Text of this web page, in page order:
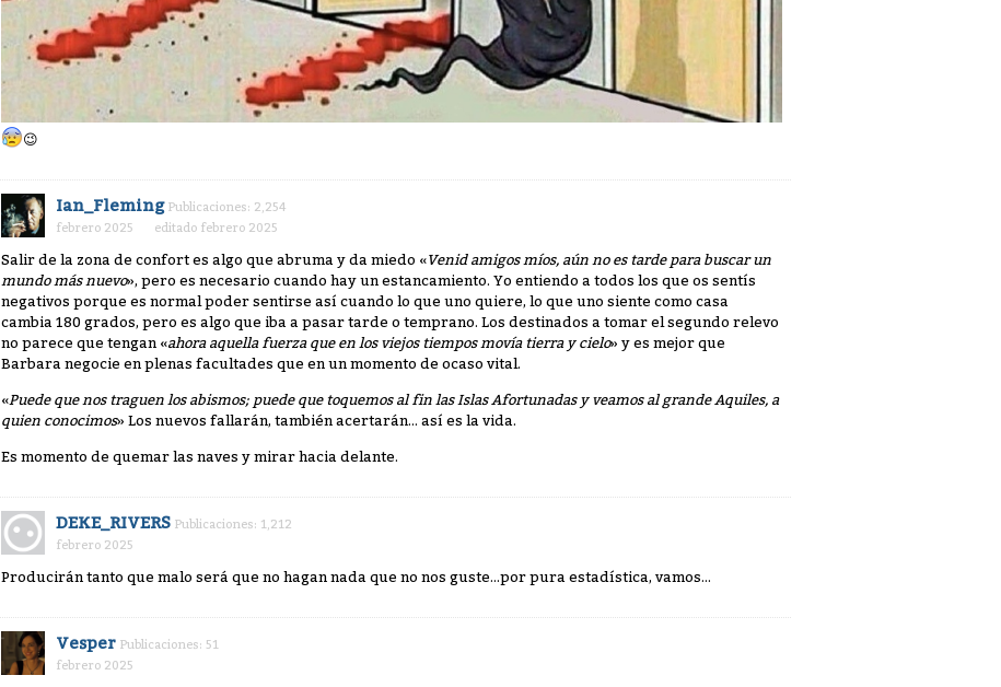
😉
Ian_Fleming Publicaciones: 2,254
febrero 2025
editado febrero 2025
Salir de la zona de confort es algo que abruma y da miedo «Venid amigos míos, aún no es tarde para buscar un
mundo más nuevo», pero es necesario cuando hay un estancamiento. Yo entiendo a todos los que os sentís
negativos porque es normal poder sentirse así cuando lo que uno quiere, lo que uno siente como casa
cambia 180 grados, pero es algo que iba a pasar tarde o temprano. Los destinados a tomar el segundo relevo
no parece que tengan «ahora aquella fuerza que en los viejos tiempos movía tierra y cielo» y es mejor que
Barbara negocie en plenas facultades que en un momento de ocaso vital.
«Puede que nos traguen los abismos; puede que toquemos al fin las Islas Afortunadas y veamos al grande Aquiles, a
quien conocimos» Los nuevos fallarán, también acertarán... así es la vida.
Es momento de quemar las naves y mirar hacia delante.
DEKE_RIVERS Publicaciones: 1,212
febrero 2025
Producirán tanto que malo será que no hagan nada que no nos guste...por pura estadística, vamos...
Vesper Publicaciones: 51
febrero 2025